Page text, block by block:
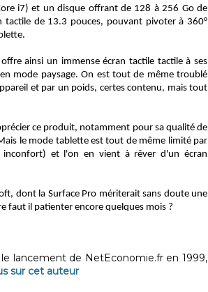
i7) et un disque offrant de 128 à 256 Go de
tactile de 13.3 pouces, pouvant pivoter à 360°
ainsi un immense écran tactile tactile à ses
mode paysage. On est tout de même troublé
et par un poids, certes contenu, mais tout
ce produit, notamment pour sa qualité de
le mode tablette est tout de même limité par
inconfort) et l'on en vient à rêver d'un écran
dont la Surface Pro mériterait sans doute une
faut il patienter encore quelques mois ?
lancement de NetEconomie.fr en 1999,
sur cet auteur